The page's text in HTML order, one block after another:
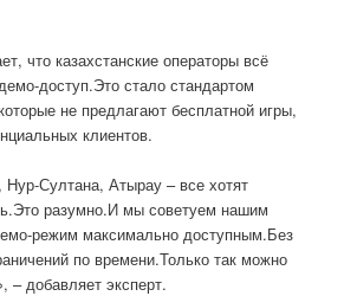
что казахстанские операторы всё
доступ.Это стало стандартом
не предлагают бесплатной игры,
клиентов.
Султана, Атырау – все хотят
разумно.И мы советуем нашим
режим максимально доступным.Без
по времени.Только так можно
– добавляет эксперт.